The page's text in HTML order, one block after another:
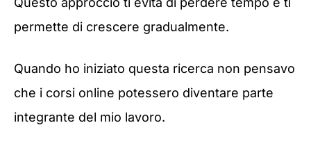
permette di crescere gradualmente.
Quando ho iniziato questa ricerca non pensavo
che i corsi online potessero diventare parte
integrante del mio lavoro.